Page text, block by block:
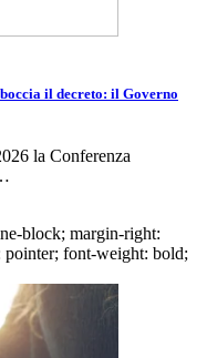
il decreto: il Governo
la Conferenza
block; margin-right:
font-weight: bold;